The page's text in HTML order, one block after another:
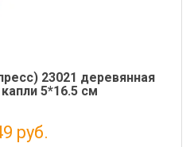
23021 деревянная
5*16.5 см
руб.